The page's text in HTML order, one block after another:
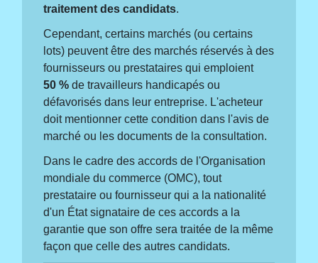
traitement des candidats.
Cependant, certains marchés (ou certains
lots) peuvent être des marchés réservés à des
fournisseurs ou prestataires qui emploient
50 % de travailleurs handicapés ou
défavorisés dans leur entreprise. L'acheteur
doit mentionner cette condition dans l'avis de
marché ou les documents de la consultation.
Dans le cadre des accords de l'Organisation
mondiale du commerce (OMC), tout
prestataire ou fournisseur qui a la nationalité
d'un État signataire de ces accords a la
garantie que son offre sera traitée de la même
façon que celle des autres candidats.